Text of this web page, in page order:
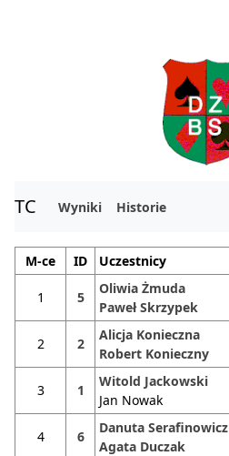
TC Wyniki Historie
M-ce ID Uczestnicy
1 5
Oliwia Żmuda
Paweł Skrzypek
2 2
Alicja Konieczna
Robert Konieczny
3 1
Witold Jackowski
Jan Nowak
4 6
Danuta Serafinowicz
Agata Duczak